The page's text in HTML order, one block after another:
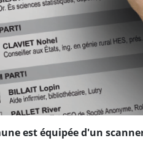
est équipée d'un